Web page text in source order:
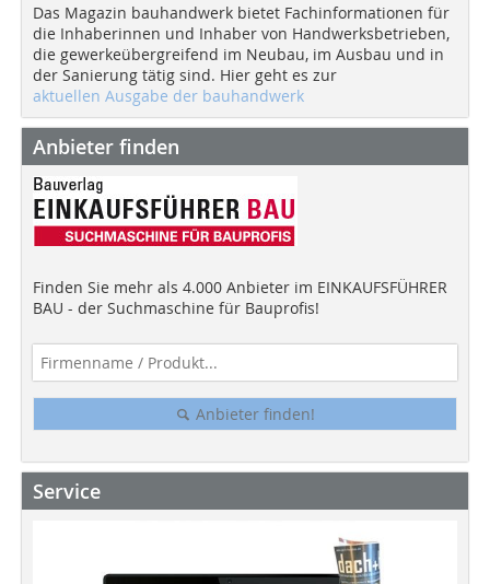
Das Magazin bauhandwerk bietet Fachinformationen für
die Inhaberinnen und Inhaber von Handwerksbetrieben,
die gewerkeübergreifend im Neubau, im Ausbau und in
der Sanierung tätig sind. Hier geht es zur
aktuellen Ausgabe der bauhandwerk
Anbieter finden
Finden Sie mehr als 4.000 Anbieter im EINKAUFSFÜHRER
BAU - der Suchmaschine für Bauprofis!
Anbieter finden!
Service